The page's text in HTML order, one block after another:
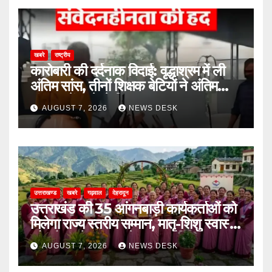
खबरे राष्ट्रीय
कारोबारी की दर्दनाक विदाई: वृद्धाश्रम में ली
अंतिम सांस, तीनों शिक्षक बेटियों ने अंतिम
संस्कार में आने से किया इनकार
AUGUST 7, 2026 NEWS DESK
उत्तराखण्ड खबरे गढ़वाल देहरादून
उत्तराखंड की 35 आंगनबाड़ी कार्यकर्ताओं को
मिलेगा राज्य स्तरीय सम्मान, मातृ-शिशु स्वास्थ्य
और पोषण में उत्कृष्ट सेवाओं का मिला पुरस्कार
AUGUST 7, 2026 NEWS DESK